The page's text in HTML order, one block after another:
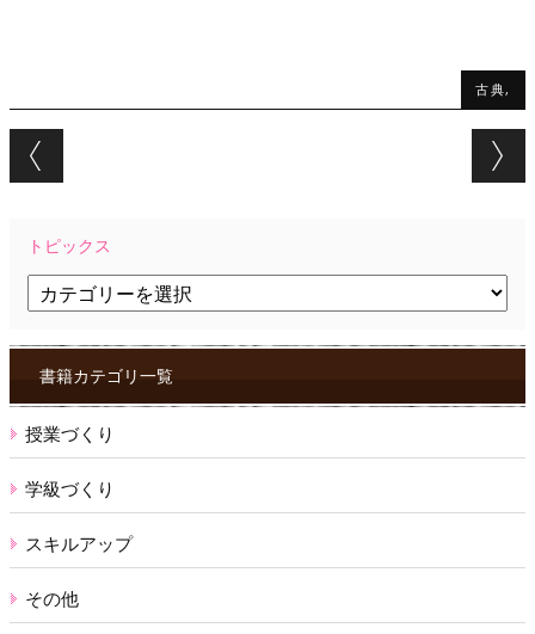
古典,
Post navigation
トピックス
ク
ス書籍カテゴリ一覧
授業づくり
学級づくり
スキルアップ
その他